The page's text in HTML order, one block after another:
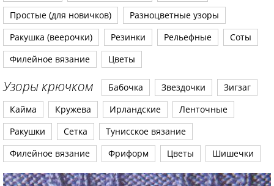
Простые (для новичков)
Разноцветные узоры
Ракушка (веерочки)
Резинки Рельефные
Соты
Филейное вязание
Цветы
Узоры крючком Бабочка Звездочки
Зигзаг
Кайма
Кружева Ирландские
Ленточные
Ракушки
Сетка
Тунисское вязание
Филейное вязание
Фриформ Цветы Шишечки